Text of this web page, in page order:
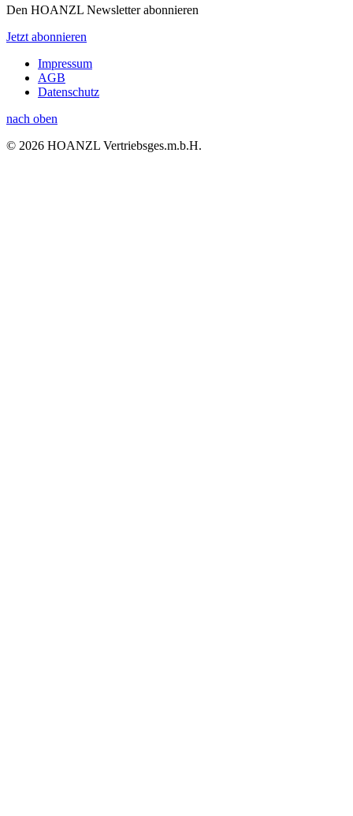
Den HOANZL Newsletter abonnieren
Jetzt abonnieren
Impressum
AGB
Datenschutz
nach oben
© 2026 HOANZL Vertriebsges.m.b.H.